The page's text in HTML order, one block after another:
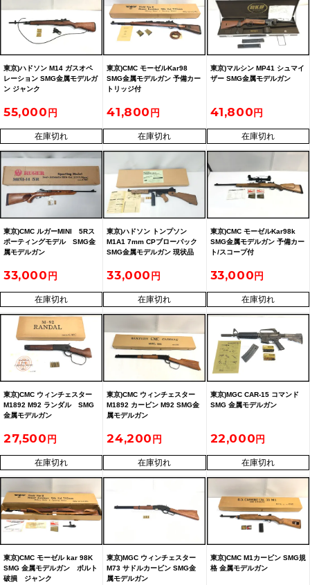
東京)ハドソン M14 ガスオペ
レーション SMG金属モデルガ
ン ジャンク
55,000
在庫切れ
東京)CMC モーゼルKar98
SMG金属モデルガン 予備カー
トリッジ付
41,800
在庫切れ
東京)マルシン MP41 シュマイ
ザー SMG金属モデルガン
41,800
在庫切れ
東京)CMC ルガーMINI 5Rス
ポーティングモデル SMG金
属モデルガン
33,000
在庫切れ
東京)ハドソン トンプソン
M1A1 7mm CPブローバック
SMG金属モデルガン 現状品
33,000
在庫切れ
東京)CMC モーゼルKar98k
SMG金属モデルガン 予備カー
ト/スコープ付
33,000
在庫切れ
東京)CMC ウィンチェスター
M1892 M92 ランダル SMG
金属モデルガン
27,500
在庫切れ
東京)CMC ウィンチェスター
M1892 カービン M92 SMG金
属モデルガン
24,200
在庫切れ
東京)MGC CAR-15 コマンド
SMG 金属モデルガン
22,000
在庫切れ
東京)CMC モーゼル kar 98K
SMG 金属モデルガン ボルト
破損 ジャンク
東京)MGC ウィンチェスター
M73 サドルカービン SMG金
属モデルガン
東京)CMC M1カービン SMG規
格 金属モデルガン